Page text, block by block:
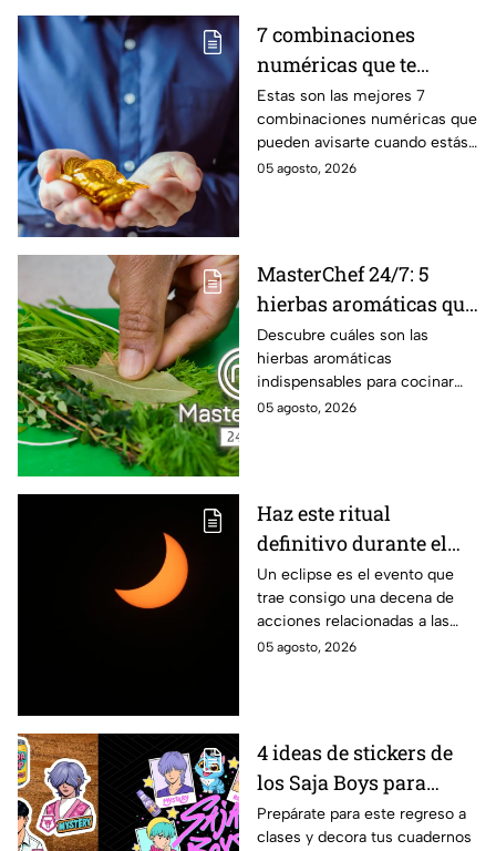
7 combinaciones
numéricas que te
avisan que un milagro
económico está en
camino
Estas son las mejores 7
combinaciones numéricas que
pueden avisarte cuando estás
a punto de vivir un milagro en
05 agosto, 2026
MasterChef 24/7: 5
hierbas aromáticas que
no pueden faltar en tu
cocina para dar más
sabor a tus platillos
Descubre cuáles son las
hierbas aromáticas
indispensables para cocinar
como en MasterChef 24/7.
05 agosto, 2026
Haz este ritual
definitivo durante el
eclipse de agosto para
encontrar el amor
Un eclipse es el evento que
trae consigo una decena de
acciones relacionadas a las
energías. Por eso se anima a
05 agosto, 2026
4 ideas de stickers de
los Saja Boys para
forrar libretas de tareas
para este regreso a
Prepárate para este regreso a
clases y decora tus cuadernos